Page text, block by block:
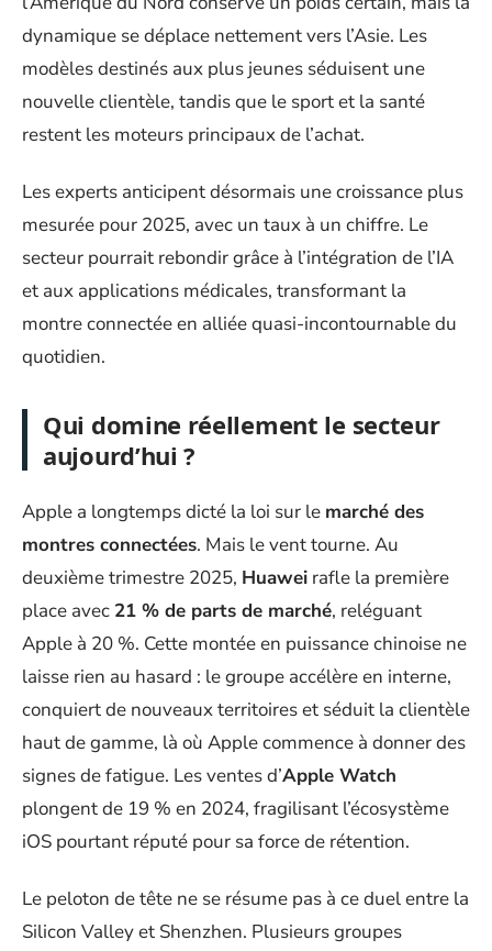
dynamique se déplace nettement vers l’Asie. Les
modèles destinés aux plus jeunes séduisent une
nouvelle clientèle, tandis que le sport et la santé
restent les moteurs principaux de l’achat.
Les experts anticipent désormais une croissance plus
mesurée pour 2025, avec un taux à un chiffre. Le
secteur pourrait rebondir grâce à l’intégration de l’IA
et aux applications médicales, transformant la
montre connectée en alliée quasi-incontournable du
quotidien.
Qui domine réellement le secteur
aujourd’hui ?
Apple a longtemps dicté la loi sur le marché des
montres connectées. Mais le vent tourne. Au
deuxième trimestre 2025, Huawei rafle la première
place avec 21 % de parts de marché, reléguant
Apple à 20 %. Cette montée en puissance chinoise ne
laisse rien au hasard : le groupe accélère en interne,
conquiert de nouveaux territoires et séduit la clientèle
haut de gamme, là où Apple commence à donner des
signes de fatigue. Les ventes d’Apple Watch
plongent de 19 % en 2024, fragilisant l’écosystème
iOS pourtant réputé pour sa force de rétention.
Le peloton de tête ne se résume pas à ce duel entre la
Silicon Valley et Shenzhen. Plusieurs groupes